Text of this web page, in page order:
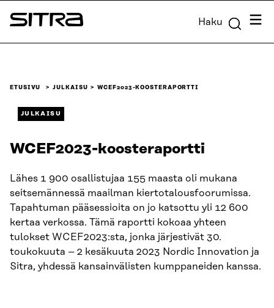
Siirry
suoraan
Sitra Haku
ETUSIVU JULKAISU WCEF2023-KOOSTERAPORTTI
JULKAISU
WCEF2023-koosteraportti
Lähes 1 900 osallistujaa 155 maasta oli mukana
seitsemännessä maailman kiertotalousfoorumissa.
Tapahtuman pääsessioita on jo katsottu yli 12 600
kertaa verkossa. Tämä raportti kokoaa yhteen
tulokset WCEF2023:sta, jonka järjestivät 30.
toukokuuta – 2 kesäkuuta 2023 Nordic Innovation ja
Sitra, yhdessä kansainvälisten kumppaneiden kanssa.